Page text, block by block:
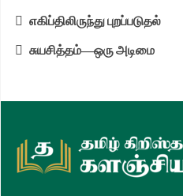
எகிப்திலிருந்து புறப்படுதல்
சுயசித்தம்—ஒரு அடிமை